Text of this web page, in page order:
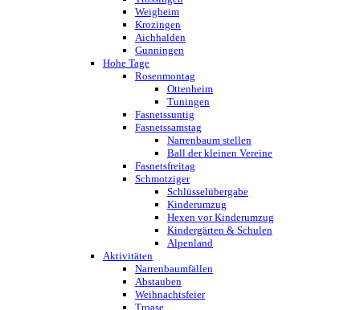
Weigheim
Krozingen
Aichhalden
Gunningen
Hohe Tage
Rosenmontag
Ottenheim
Tuningen
Fasnetssuntig
Fasnetssamstag
Narrenbaum stellen
Ball der kleinen Vereine
Fasnetsfreitag
Schmotziger
Schlüsselübergabe
Kinderumzug
Hexen vor Kinderumzug
Kindergärten & Schulen
Alpenland
Aktivitäten
Narrenbaumfällen
Abstauben
Weihnachtsfeier
Troase